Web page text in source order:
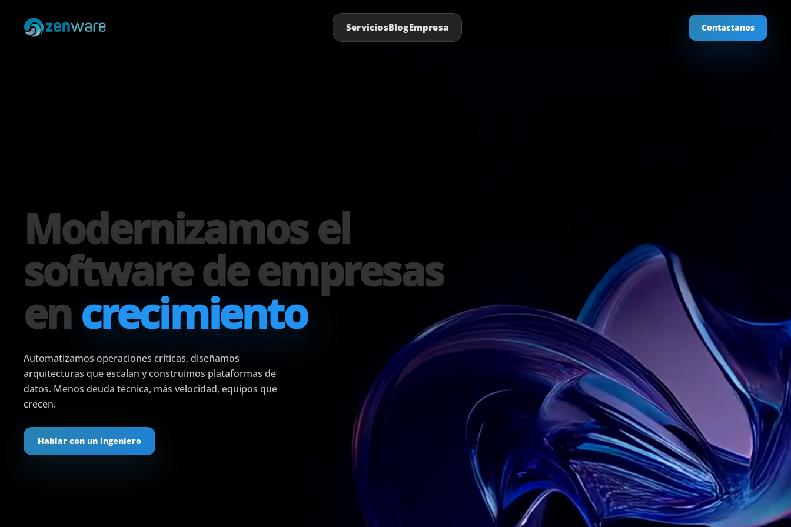
ServiciosBlogEmpresa Contactanos
Modernizamos el
software de empresas
encrecimiento
Automatizamos operaciones críticas, diseñamos
arquitecturas que escalan y construimos plataformas de
datos. Menos deuda técnica, más velocidad, equipos que
crecen.
Hablar con un ingeniero